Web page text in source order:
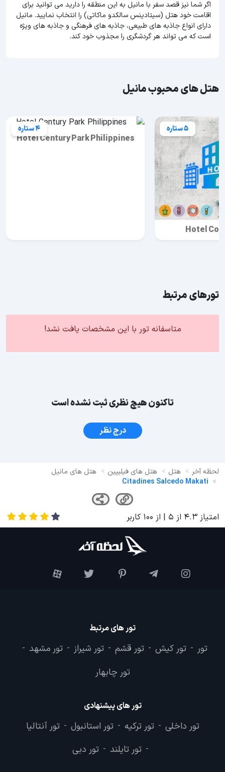
اگر شما نیز قصد سفر با مانیل به این منطقه را دارید می توانید برای
اقامت خود هتل (سیتادینس سالکدو ماکاتی) را انتخاب نمایید. مانیل
دارای انواع جاذبه های طبیعی، جاذبه های فرهنگی و جاذبه های ویژه
است که می تواند هر گردشگری را مجذوب خود کند.
هتل های محبوب مانیل
5 ستاره
Hotel
4 ستاره
Hotel Century Park Philippines
تورهای مرتبط
متاسفانه تور با این مشخصات یافت نشد!
تاکنون هیچ نظری ثبت نشده است
درج نظر
لحظه آخر هتل هتل های فیلیپین
هتل های مانیل
Citadines Salcedo Makati
امتیاز 4.3 از 5 | از 100 کاربر
تور های مرتبط
تور - تور کیش - تور قشم - تور شیراز - تور مشهد -
تور چابهار
تور های پیشنهادی
تور داخلی - تور ترکیه - تور استانبول - تور آنتالیا
- تور تایلند - تور دبی